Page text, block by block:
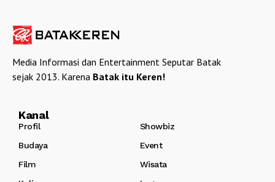
Media Informasi dan Entertainment Seputar Batak
sejak 2013. Karena Batak itu Keren!
Kanal
Profil
Showbiz
Budaya
Event
Film
Wisata